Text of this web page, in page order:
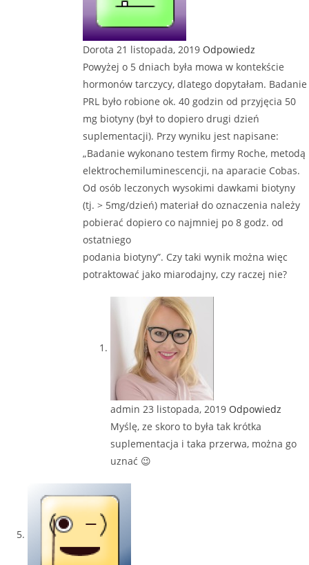
Dorota 21 listopada, 2019 Odpowiedz
Powyżej o 5 dniach była mowa w kontekście
hormonów tarczycy, dlatego dopytałam. Badanie
PRL było robione ok. 40 godzin od przyjęcia 50
mg biotyny (był to dopiero drugi dzień
suplementacji). Przy wyniku jest napisane:
„Badanie wykonano testem firmy Roche, metodą
elektrochemiluminescencji, na aparacie Cobas.
Od osób leczonych wysokimi dawkami biotyny
(tj. > 5mg/dzień) materiał do oznaczenia należy
pobierać dopiero co najmniej po 8 godz. od
ostatniego
podania biotyny”. Czy taki wynik można więc
potraktować jako miarodajny, czy raczej nie?
admin 23 listopada, 2019 Odpowiedz
Myślę, ze skoro to była tak krótka
suplementacja i taka przerwa, można go
uznać 😉